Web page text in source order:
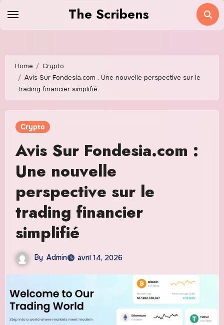
The Scribens
Home
Crypto
Avis Sur Fondesia.com : Une nouvelle perspective sur le
trading financier simplifié
Crypto
Avis Sur Fondesia.com :
Une nouvelle
perspective sur le
trading financier
simplifié
By Admin avril 14, 2026